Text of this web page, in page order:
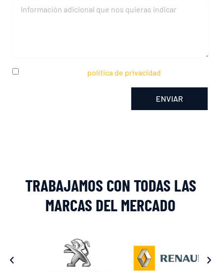
política de privacidad
ENVIAR
TRABAJAMOS CON TODAS LAS
MARCAS DEL MERCADO